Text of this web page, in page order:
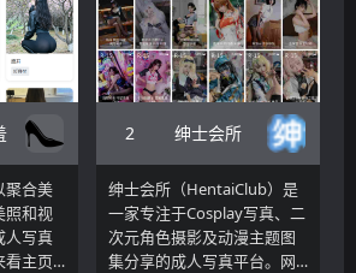
聚合美
照和视
人写真
看主页
2 绅士会所
绅士会所（HentaiClub）是
一家专注于Cosplay写真、二
次元角色摄影及动漫主题图
集分享的成人写真平台。网